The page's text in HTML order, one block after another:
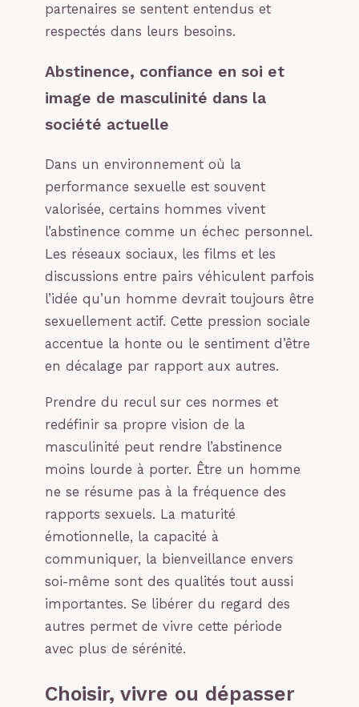
partenaires se sentent entendus et
respectés dans leurs besoins.
Abstinence, confiance en soi et
image de masculinité dans la
société actuelle
Dans un environnement où la
performance sexuelle est souvent
valorisée, certains hommes vivent
l’abstinence comme un échec personnel.
Les réseaux sociaux, les films et les
discussions entre pairs véhiculent parfois
l’idée qu’un homme devrait toujours être
sexuellement actif. Cette pression sociale
accentue la honte ou le sentiment d’être
en décalage par rapport aux autres.
Prendre du recul sur ces normes et
redéfinir sa propre vision de la
masculinité peut rendre l’abstinence
moins lourde à porter. Être un homme
ne se résume pas à la fréquence des
rapports sexuels. La maturité
émotionnelle, la capacité à
communiquer, la bienveillance envers
soi-même sont des qualités tout aussi
importantes. Se libérer du regard des
autres permet de vivre cette période
avec plus de sérénité.
Choisir, vivre ou dépasser